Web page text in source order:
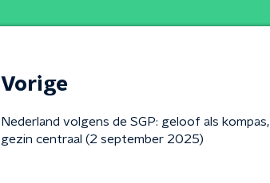
Vorige
Nederland volgens de SGP: geloof als kompas,
gezin centraal (2 september 2025)